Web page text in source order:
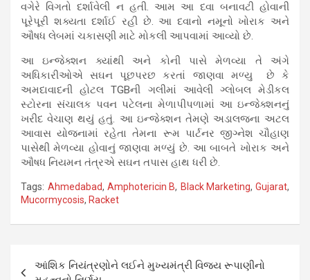
વગેરે વિગતો દર્શાવેલી ન હતી. આમ આ દવા બનાવટી હોવાની
પૂરેપૂરી શક્યતા દર્શાઈ રહી છે. આ દવાનો નમૂનો ખોરાક અને
ઔષધ લેબમાં ચકાસણી માટે મોકલી આપવામાં આવ્યો છે.
આ ઇન્જેક્શન ક્યાંથી અને કોની પાસે મેળવ્યા તે અંગે
અધિકારીઓએ સઘન પૂછપરછ કરતાં જાણવા મળ્યુ છે કે
અમદાવાદની હોટલ TGBની ગલીમાં આવેલી ગ્લોબલ મેડીકલ
સ્ટોરના સંચાલક પવન પટેલના મેળાપીપળામાં આ ઇન્જેક્શનનું
ખરીદ વેચાણ થયું હતું. આ ઇન્જેક્શન તેમણે અડાલજના અટલ
આવાસ યોજનામાં રહેતા તેમના રૂમ પાર્ટનર જીગ્નેશ ચૌહાણ
પાસેથી મેળવ્યા હોવાનું જાણવા મળ્યું છે. આ બાબતે ખોરાક અને
ઔષધ નિયમન તંત્રએ સઘન તપાસ હાથ ધરી છે.
Tags: Ahmedabad, Amphotericin B, Black Marketing, Gujarat,
Mucormycosis, Racket
આંશિક નિયંત્રણોને લઈને મુખ્યમંત્રી વિજય રૂપાણીનો